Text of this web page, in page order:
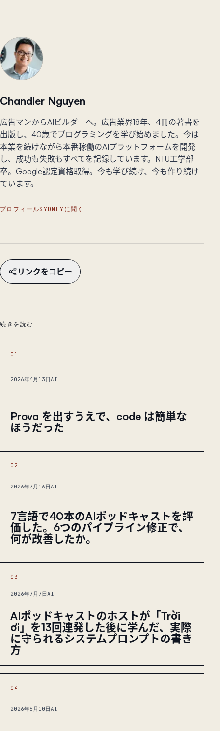
Chandler Nguyen
広告マンからAIビルダーへ。広告業界18年、4冊の著書を
出版し、40歳でプログラミングを学び始めました。今は
本業を続けながら本番稼働のAIプラットフォームを開発
し、成功も失敗もすべてを記録しています。NTU工学部
卒。Google認定資格取得。今も学び続け、今も作り続け
ています。
プロフィールSYDNEYに聞く
リンクをコピー
続きを読む
01
2026年4月13日 AI
Prova を出すうえで、code は簡単な
ほうだった
02
2026年7月16日AI
7言語で40本のAIポッドキャストを評
価した。6つのパイプライン修正で、
何が改善したか。
03
2026年7月7日AI
AIポッドキャストのホストが「Trời
ơi」を13回連発した後に学んだ、実際
に守られるシステムプロンプトの書き
方
04
2026年6月10日AI